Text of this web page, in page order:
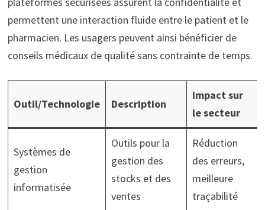
permettent une interaction fluide entre le patient et le
pharmacien. Les usagers peuvent ainsi bénéficier de
conseils médicaux de qualité sans contrainte de temps.
Outil/Technologie Description
Impact sur
le secteur
Systèmes de
gestion
informatisée
Outils pour la
gestion des
stocks et des
ventes
Réduction
des erreurs,
meilleure
traçabilité